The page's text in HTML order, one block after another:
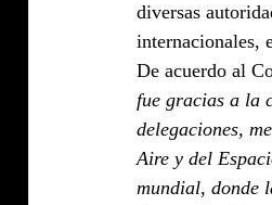
diversas
internacionales,
De acuerdo al
fue gracias a la
delegaciones,
Aire y del
mundial, donde